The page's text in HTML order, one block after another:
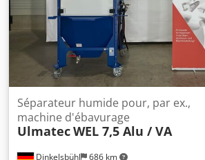
Dinkelsbühl 686 km
Séparateur humide pour, par ex.,
machine d'ébavurage
UlmatecWEL 7,5 Alu / VA